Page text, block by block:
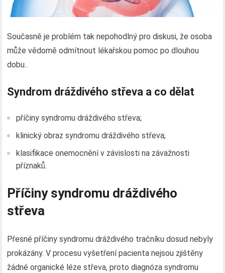
Současně je problém tak nepohodlný pro diskusi, že osoba
může vědomě odmítnout lékařskou pomoc po dlouhou
dobu..
Syndrom dráždivého střeva a co dělat
příčiny syndromu dráždivého střeva;
klinický obraz syndromu dráždivého střeva;
klasifikace onemocnění v závislosti na závažnosti
příznaků.
Příčiny syndromu dráždivého
střeva
Přesné příčiny syndromu dráždivého tračníku dosud nebyly
prokázány. V procesu vyšetření pacienta nejsou zjištěny
žádné organické léze střeva, proto diagnóza syndromu